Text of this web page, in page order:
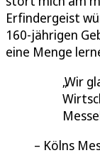
Erfindergeist
160-jährigen
eine Menge
Wir
Kölns